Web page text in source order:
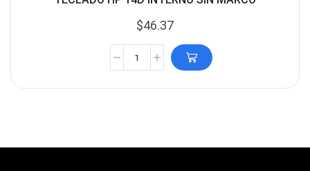
$46.37